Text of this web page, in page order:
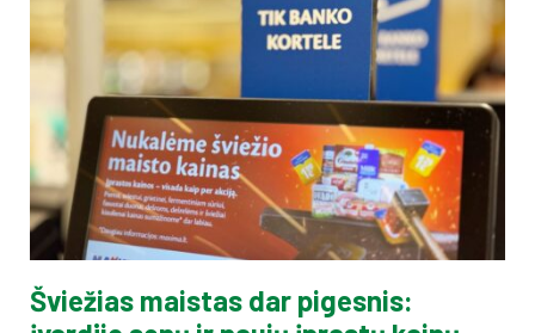
Šviežias maistas dar pigesnis: